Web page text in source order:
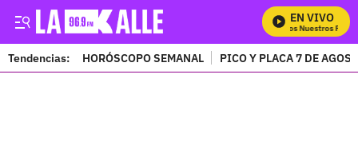
EN VIVO
Mira Todos Nuestros
Tendencias: HORÓSCOPO SEMANAL PICO Y PLACA 7 DE